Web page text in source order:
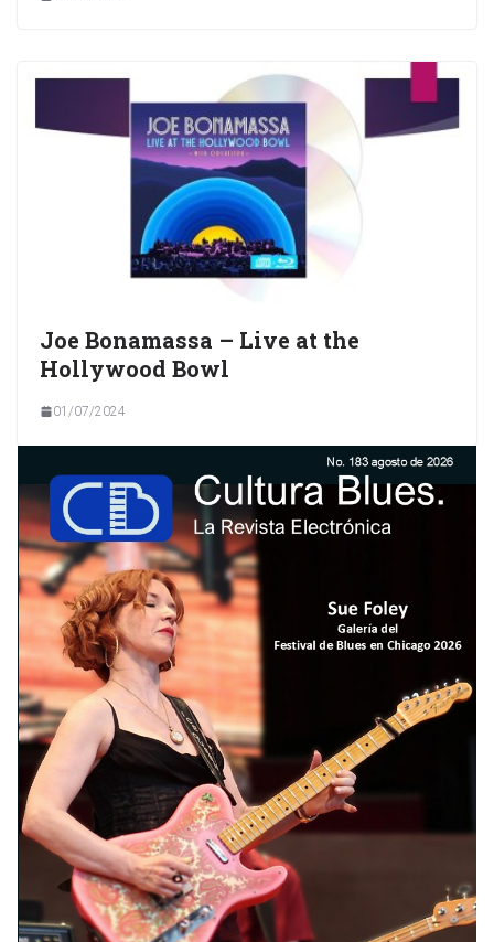
Joe Bonamassa – Live at the
Hollywood Bowl
01/07/2024